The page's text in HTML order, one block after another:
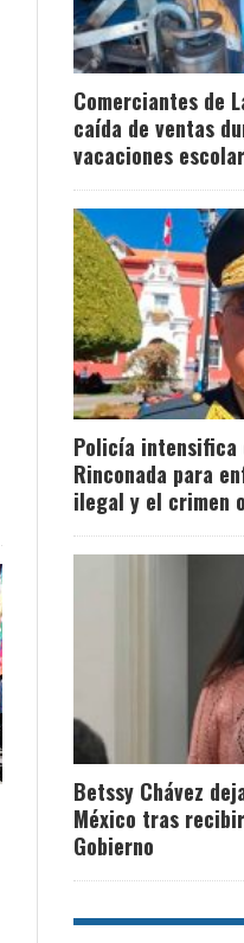
Comerciantes de
caída de ventas
vacaciones
Policía intensifica
Rinconada para
ilegal y el crimen
Betssy Chávez
México tras
Gobierno